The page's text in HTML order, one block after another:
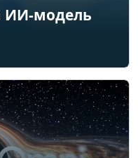
ИИ-модель